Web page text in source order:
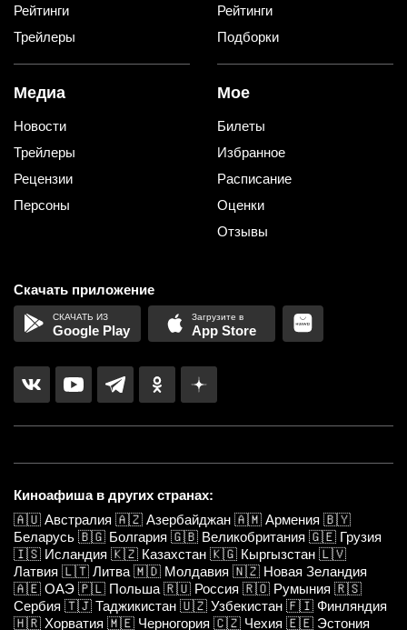
Рейтинги
Трейлеры
Рейтинги
Подборки
Медиа
Новости
Трейлеры
Рецензии
Персоны
Мое
Билеты
Избранное
Расписание
Оценки
Отзывы
Скачать приложение
Google Play App Store
Киноафиша в других странах:
🇦🇺 Австралия 🇦🇿 Азербайджан 🇦🇲 Армения 🇧🇾
Беларусь 🇧🇬 Болгария 🇬🇧 Великобритания 🇬🇪 Грузия
🇮🇸 Исландия 🇰🇿 Казахстан 🇰🇬 Кыргызстан 🇱🇻
Латвия 🇱🇹 Литва 🇲🇩 Молдавия 🇳🇿 Новая Зеландия
🇦🇪 ОАЭ 🇵🇱 Польша 🇷🇺 Россия 🇷🇴 Румыния 🇷🇸
Сербия 🇹🇯 Таджикистан 🇺🇿 Узбекистан 🇫🇮 Финляндия
🇭🇷 Хорватия 🇲🇪 Черногория 🇨🇿 Чехия 🇪🇪 Эстония